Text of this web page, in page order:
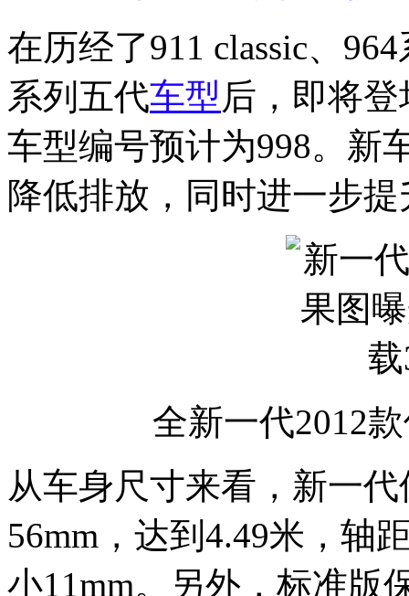
在历经了911 classic、
系列五代车型 后，即将
车型编号预计为998。新
降低排放，同时进一步
全新一代2012
从车身尺寸来看，新一
56mm，达到4.49米，轴
小11mm。另外，标准版